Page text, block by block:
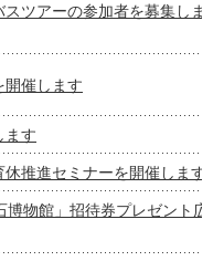
ツアーの参加者を募集しま
開催します
ます
休推進セミナーを開催します
物館」招待券プレゼント